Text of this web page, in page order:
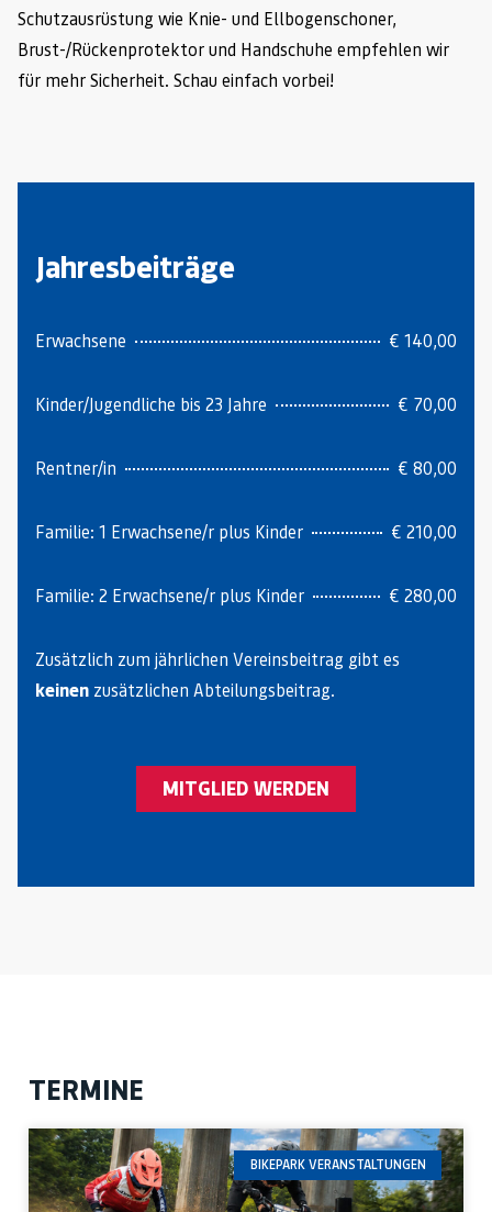
Schutzausrüstung wie Knie- und Ellbogenschoner,
Brust-/Rückenprotektor und Handschuhe empfehlen wir
für mehr Sicherheit. Schau einfach vorbei!
Jahresbeiträge
Erwachsene € 140,00
Kinder/Jugendliche bis 23 Jahre € 70,00
Rentner/in € 80,00
Familie: 1 Erwachsene/r plus Kinder € 210,00
Familie: 2 Erwachsene/r plus Kinder € 280,00
Zusätzlich zum jährlichen Vereinsbeitrag gibt es
keinen zusätzlichen Abteilungsbeitrag.
MITGLIED WERDEN
TERMINE
BIKEPARK VERANSTALTUNGEN